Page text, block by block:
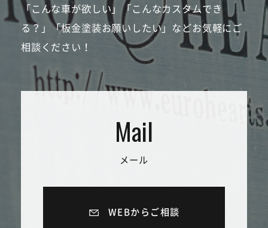
「こんな車が欲しい」「こんなカスタムでき
る？」「板金塗装お願いしたい」などお気軽にご
相談ください！
メール
WEBからご相談